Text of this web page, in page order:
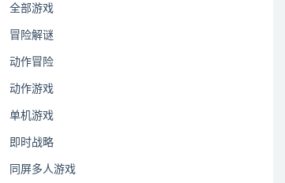
全部游戏
冒险解谜
动作冒险
动作游戏
单机游戏
即时战略
同屏多人游戏